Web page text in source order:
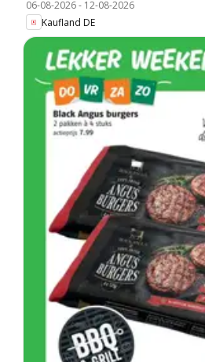
06-08-2026- 12-08-2026
Kaufland DE